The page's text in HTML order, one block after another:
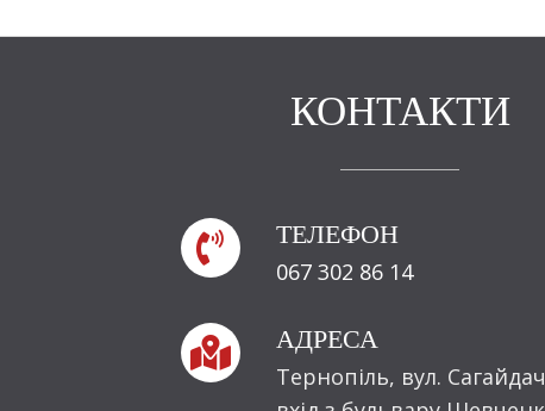
КОНТАКТИ
 ТЕЛЕФОН
067 302 86 14
 АДРЕСА
Тернопіль, вул.